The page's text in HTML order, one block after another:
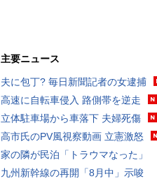
主要ニュース
夫に包丁? 毎日新聞記者の女逮捕
高速に自転車侵入 路側帯を逆走
立体駐車場から車落下 夫婦死傷
高市氏のPV風視察動画 立憲激怒
家の隣が民泊「トラウマなった」
九州新幹線の再開「8月中」示唆